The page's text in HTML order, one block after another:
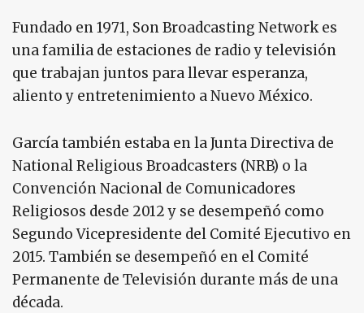
Fundado en 1971, Son Broadcasting Network es
una familia de estaciones de radio y televisión
que trabajan juntos para llevar esperanza,
aliento y entretenimiento a Nuevo México.
García también estaba en la Junta Directiva de
National Religious Broadcasters (NRB) o la
Convención Nacional de Comunicadores
Religiosos desde 2012 y se desempeñó como
Segundo Vicepresidente del Comité Ejecutivo en
2015. También se desempeñó en el Comité
Permanente de Televisión durante más de una
década.